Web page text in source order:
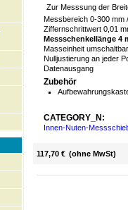
Zur Messsung der
Messbereich 0-300 mm
Ziffernschrittwert 0,01
Messschenkellänge 4
Masseinheit
Nulljustierung an jeder
Datenausgang
Zubehör
CATEGORY_N:
Innen-Nuten-
117,70 € (ohne MwSt)